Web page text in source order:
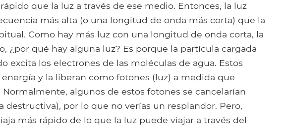
que la luz a través de ese medio. Entonces, la luz
más alta (o una longitud de onda más corta) que la
Como hay más luz con una longitud de onda corta, la
¿por qué hay alguna luz? Es porque la partícula cargada
excita los electrones de las moléculas de agua. Estos
y la liberan como fotones (luz) a medida que
algunos de estos fotones se cancelarían
destructiva), por lo que no verías un resplandor. Pero,
más rápido de lo que la luz puede viajar a través del